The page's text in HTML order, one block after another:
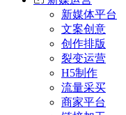
新媒体平台
文案创意
创作排版
裂变运营
H5制作
流量采买
商家平台